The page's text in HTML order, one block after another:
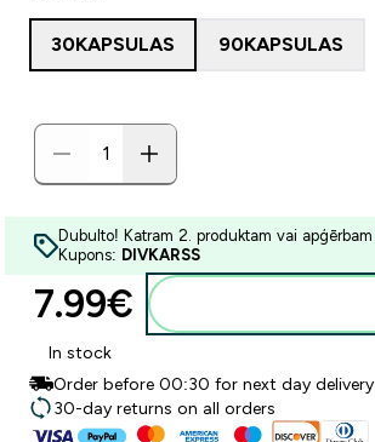
30KAPSULAS 90KAPSULAS
Dubulto! Katram 2. produktam vai apģērbam
Kupons: DIVKARSS
7.99€‎
In stock
Order before 00:30 for next day delivery
30-day returns on all orders